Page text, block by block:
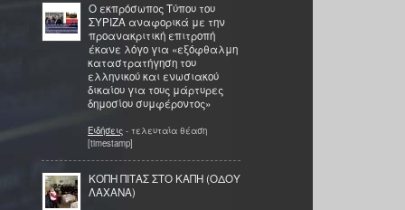
Ο εκπρόσωπος Τύπου του
ΣΥΡΙΖΑ αναφορικά με την
προανακριτική επιτροπή
έκανε λόγο για «εξόφθαλμη
καταστρατήγηση του
ελληνικού και ενωσιακού
δικαίου για τους μάρτυρες
δημοσίου συμφέροντος»
Ειδήσεις - τελευταία θέαση
[timestamp]
ΚΟΠΗ ΠΙΤΑΣ ΣΤΟ ΚΑΠΗ (ΟΔΟΥ
ΛΑΧΑΝΑ)